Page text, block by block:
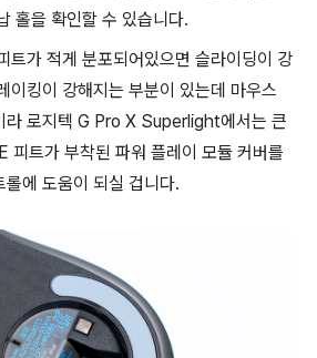
홀을 확인할 수 있습니다.
트가 적게 분포되어있으면 슬라이딩이 강
이킹이 강해지는 부분이 있는데 마우스
라 로지텍 G Pro X Superlight에서는 큰
피트가 부착된 파워 플레이 모듈 커버를
에 도움이 되실 겁니다.